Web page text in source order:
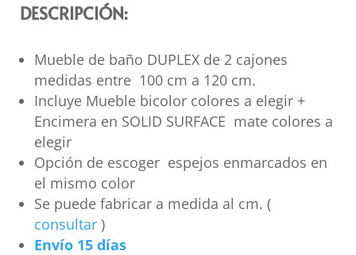
DESCRIPCIÓN:
Mueble de baño DUPLEX de 2 cajones
medidas entre 100 cm a 120 cm.
Incluye Mueble bicolor colores a elegir +
Encimera en SOLID SURFACE mate colores a
elegir
Opción de escoger espejos enmarcados en
el mismo color
Se puede fabricar a medida al cm. (
consultar)
Envío 15 días